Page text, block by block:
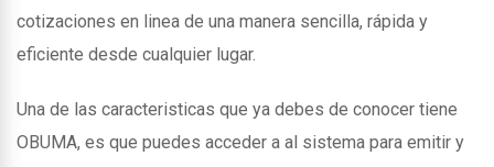
cotizaciones en linea de una manera sencilla, rápida y
eficiente desde cualquier lugar.
Una de las caracteristicas que ya debes de conocer tiene
OBUMA, es que puedes acceder a al sistema para emitir y